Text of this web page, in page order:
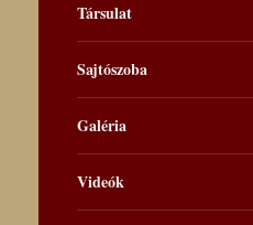
Társulat
Sajtószoba
Galéria
Videók